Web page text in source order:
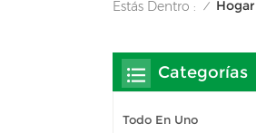
Estás Dentro : / Hogar
Categorías
Todo En Uno